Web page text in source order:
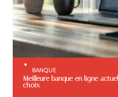
BANQUE
Meilleure banque en ligne
choix